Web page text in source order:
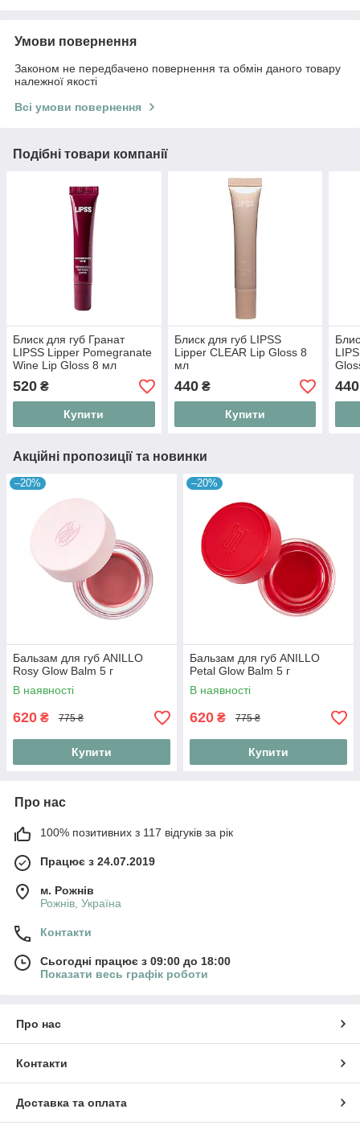
Умови повернення
Законом не передбачено повернення та обмін даного товару
належної якості
Всі умови повернення
Подібні товари компанії
Блиск для губ Гранат
LIPSS Lipper Pomegranate
Wine Lip Gloss 8 мл
520 ₴
Купити
Блиск для губ LIPSS
Lipper CLEAR Lip Gloss 8
мл
440₴
Купити
440
Акційні пропозиції та новинки
–20%
Бальзам для губ ANILLO
Rosy Glow Balm 5 г
В наявності
620 ₴ 775 ₴
Купити
–20%
Бальзам для губ ANILLO
Petal Glow Balm 5 г
В наявності
620 ₴ 775 ₴
Купити
Про нас
100% позитивних з 117 відгуків за рік
Працює з 24.07.2019
м. Рожнів
Рожнів, Україна
Контакти
Сьогодні працює з 09:00 до 18:00
Показати весь графік роботи
Про нас
Контакти
Доставка та оплата